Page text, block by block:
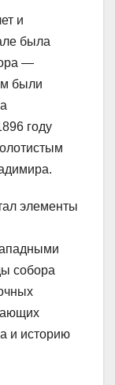
и
была
—
были
году
элементы
собора
и историю